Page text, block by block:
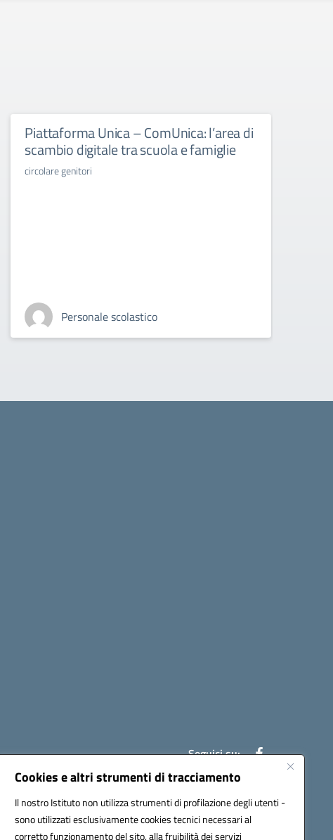
Cookies e altri strumenti di tracciamento
Il nostro Istituto non utilizza strumenti di profilazione degli utenti -
sono utilizzati esclusivamente cookies tecnici necessari al
corretto funzionamento del sito, alla fruibilità dei servizi
Piattaforma Unica – ComUnica: l’area di
scambio digitale tra scuola e famiglie
circolare genitori
Personale scolastico
Seguici su:
rcic841003@pec.istruzione.it